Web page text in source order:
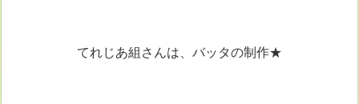
てれじあ組さんは、バッタの制作★